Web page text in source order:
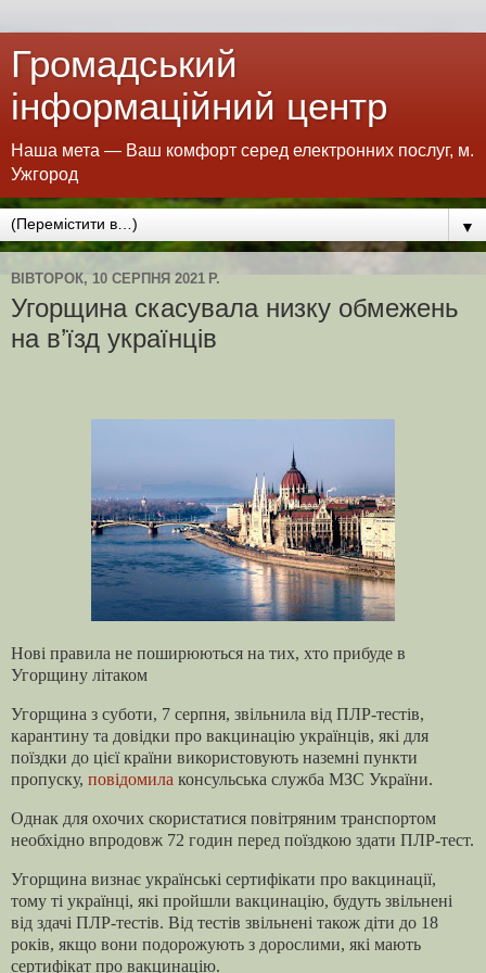
Громадський
інформаційний центр
Наша мета — Ваш комфорт серед електронних послуг, м.
Ужгород
▼
ВІВТОРОК, 10 СЕРПНЯ 2021 Р.
Угорщина скасувала низку обмежень
на в’їзд українців
Нові правила не поширюються на тих, хто прибуде в
Угорщину літаком
Угорщина з суботи, 7 серпня, звільнила від ПЛР-тестів,
карантину та довідки про вакцинацію українців, які для
поїздки до цієї країни використовують наземні пункти
пропуску, повідомила консульська служба МЗС України.
Однак для охочих скористатися повітряним транспортом
необхідно впродовж 72 годин перед поїздкою здати ПЛР-тест.
Угорщина визнає українські сертифікати про вакцинації,
тому ті українці, які пройшли вакцинацію, будуть звільнені
від здачі ПЛР-тестів. Від тестів звільнені також діти до 18
років, якщо вони подорожують з дорослими, які мають
сертифікат про вакцинацію.